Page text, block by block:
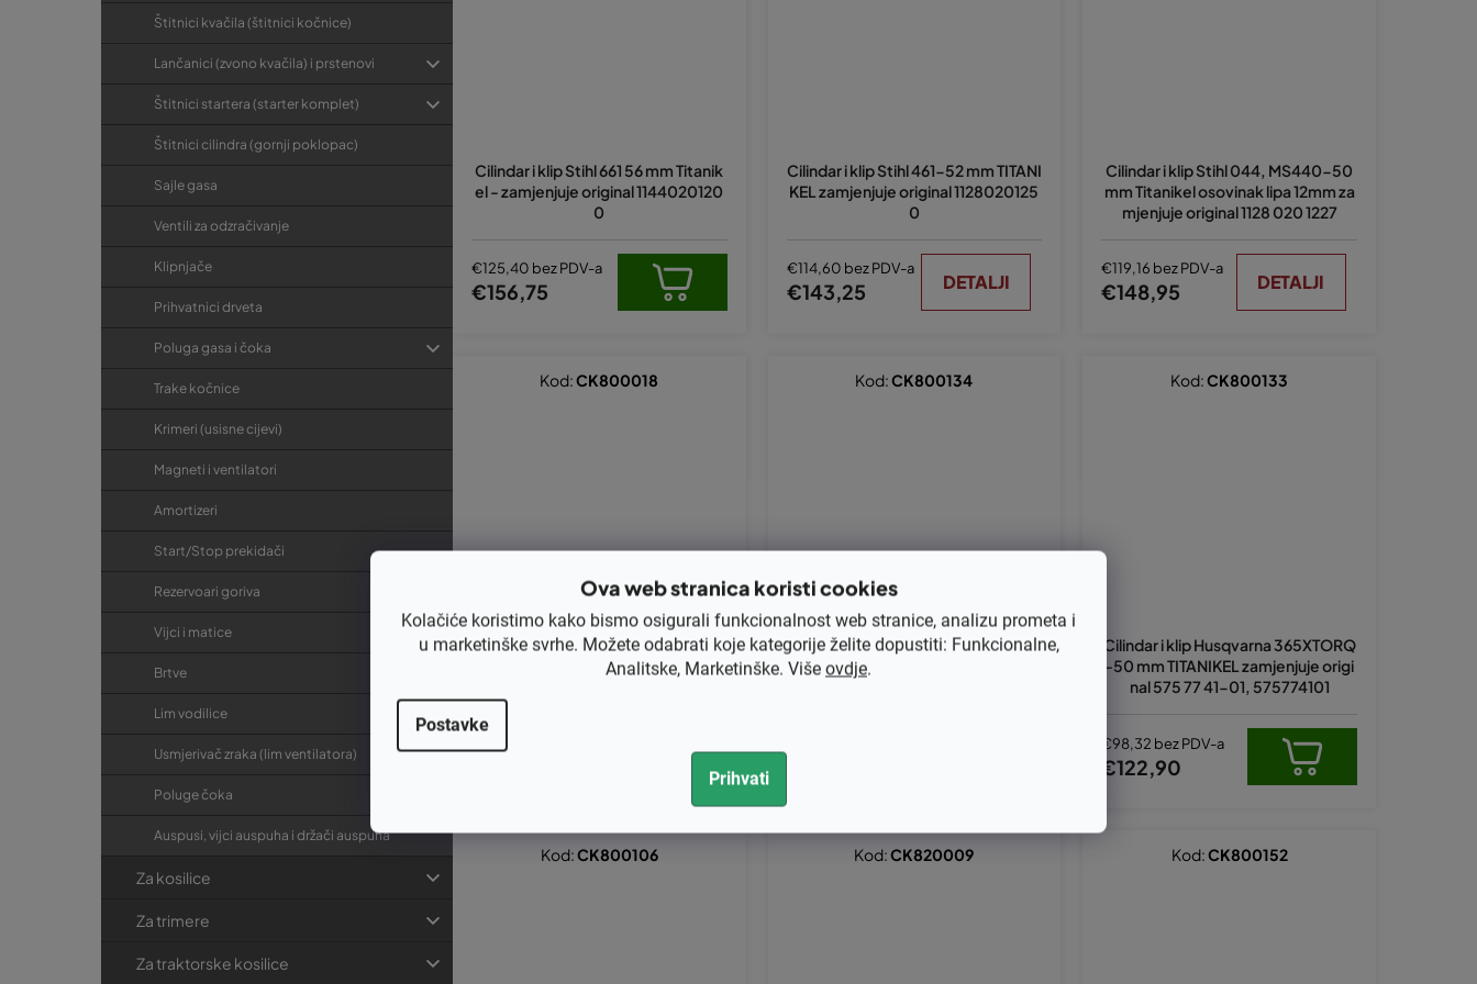
Ova web stranica koristi cookies
Kolačiće koristimo kako bismo osigurali funkcionalnost web stranice, analizu prometa i
u marketinške svrhe. Možete odabrati koje kategorije želite dopustiti: Funkcionalne,
Analitske, Marketinške. Više ovdje.
Postavke
Prihvati
Štitnici kvačila (štitnici kočnice)
Lančanici (zvono kvačila) i prstenovi
Štitnici startera (starter komplet)
Štitnici cilindra (gornji poklopac)
Sajle gasa
Ventili za odzračivanje
Klipnjače
Prihvatnici drveta
Poluga gasa i čoka
Trake kočnice
Krimeri (usisne cijevi)
Magneti i ventilatori
Amortizeri
Start/Stop prekidači
Rezervoari goriva
Vijci i matice
Brtve
Lim vodilice
Usmjerivač zraka (lim ventilatora)
Poluge čoka
Auspusi, vijci auspuha i držači auspuha
Za kosilice
Za trimere
Za traktorske kosilice
Cilindar i klip Stihl 661 56 mm Titanik
el - zamjenjuje original 1144020120
0
€125,40 bez PDV-a
€156,75
Cilindar i klip Stihl 461-52 mm TITANI
KEL zamjenjuje original 1128020125
0
€114,60 bez PDV-a
€143,25 DETALJI
Cilindar i klip Stihl 044, MS440-50
mm Titanikel osovinak lipa 12mm za
mjenjuje original 1128 020 1227
€119,16 bez PDV-a
€148,95 DETALJI
Cilindar i klip Stihl 036-48mm Titani
kel
Kod:CK800018
Cilindar i klip Husqvarna 372 X-Torq
-50 mm TITANIKEL zamjenjuje origi
Kod:CK800134
Cilindar i klip Husqvarna 365XTORQ
-50 mm TITANIKEL zamjenjuje origi
nal 575 77 41-01, 575774101
€98,32 bez PDV-a
€122,90
Kod:CK800133
Kod:CK800106 Kod:CK820009 Kod:CK800152